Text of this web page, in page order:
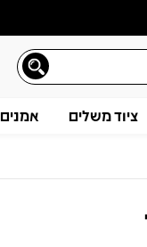
ציוד משלים אמנים